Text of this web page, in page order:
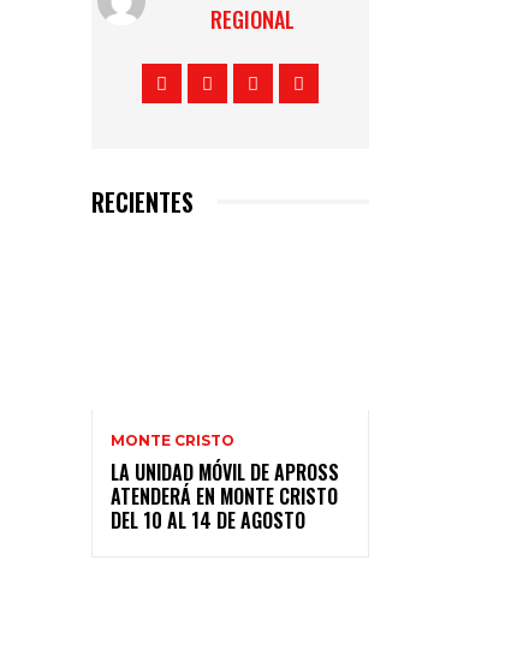
REGIONAL
RECIENTES
MONTE CRISTO
LA UNIDAD MÓVIL DE APROSS
ATENDERÁ EN MONTE CRISTO
DEL 10 AL 14 DE AGOSTO